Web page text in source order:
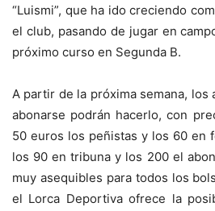
“Luismi”, que ha ido creciendo
el club, pasando de jugar en
próximo curso en Segunda B.
A partir de la próxima semana, los
abonarse podrán hacerlo, con
50 euros los peñistas y los 60 en
los 90 en tribuna y los 200 el
muy asequibles para todos los
el Lorca Deportiva ofrece la